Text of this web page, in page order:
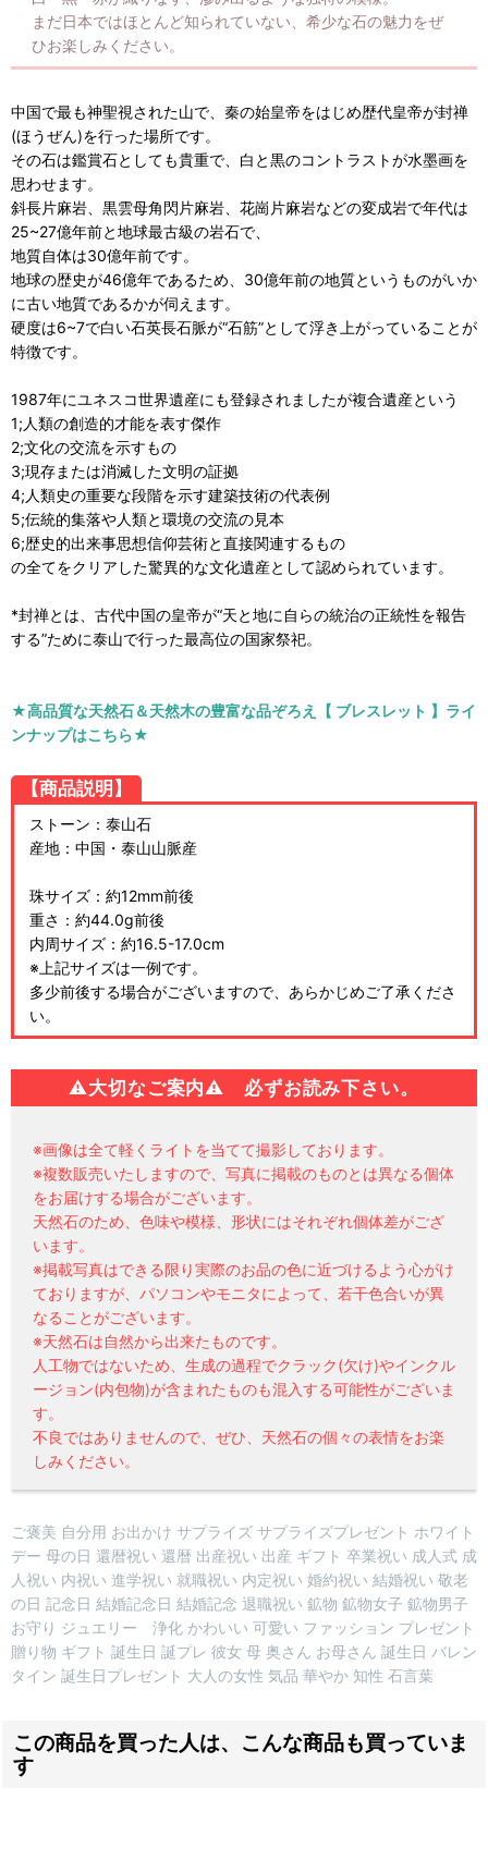
まだ日本ではほとんど知られていない、希少な石の魅力をぜ
ひお楽しみください。
中国で最も神聖視された山で、秦の始皇帝をはじめ歴代皇帝が封禅
(ほうぜん)を行った場所です。
その石は鑑賞石としても貴重で、白と黒のコントラストが水墨画を
思わせます。
斜長片麻岩、黒雲母角閃片麻岩、花崗片麻岩などの変成岩で年代は
25~27億年前と地球最古級の岩石で、
地質自体は30億年前です。
地球の歴史が46億年であるため、30億年前の地質というものがいか
に古い地質であるかが伺えます。
硬度は6~7で白い石英長石脈が“石筋”として浮き上がっていることが
特徴です。
1987年にユネスコ世界遺産にも登録されましたが複合遺産という
1;人類の創造的才能を表す傑作
2;文化の交流を示すもの
3;現存または消滅した文明の証拠
4;人類史の重要な段階を示す建築技術の代表例
5;伝統的集落や人類と環境の交流の見本
6;歴史的出来事思想信仰芸術と直接関連するもの
の全てをクリアした驚異的な文化遺産として認められています。
*封禅とは、古代中国の皇帝が“天と地に自らの統治の正統性を報告
する”ために泰山で行った最高位の国家祭祀。
★高品質な天然石＆天然木の豊富な品ぞろえ【 ブレスレット 】ライ
ンナップはこちら★
【商品説明】
ストーン：泰山石
産地：中国・泰山山脈産
珠サイズ：約12mm前後
重さ：約44.0g前後
内周サイズ：約16.5-17.0cm
※上記サイズは一例です。
多少前後する場合がございますので、あらかじめご了承くださ
い。
⚠大切なご案内⚠ 必ずお読み下さい。
※画像は全て軽くライトを当てて撮影しております。
※複数販売いたしますので、写真に掲載のものとは異なる個体
をお届けする場合がございます。
天然石のため、色味や模様、形状にはそれぞれ個体差がござ
います。
※掲載写真はできる限り実際のお品の色に近づけるよう心がけ
ておりますが、パソコンやモニタによって、若干色合いが異
なることがございます。
※天然石は自然から出来たものです。
人工物ではないため、生成の過程でクラック(欠け)やインクル
ージョン(内包物)が含まれたものも混入する可能性がございま
す。
不良ではありませんので、ぜひ、天然石の個々の表情をお楽
しみください。
ご褒美 自分用 お出かけ サプライズ サプライズプレゼント ホワイト
デー 母の日 還暦祝い 還暦 出産祝い 出産 ギフト 卒業祝い 成人式 成
人祝い 内祝い 進学祝い 就職祝い 内定祝い 婚約祝い 結婚祝い 敬老
の日 記念日 結婚記念日 結婚記念 退職祝い 鉱物 鉱物女子 鉱物男子
お守り ジュエリー 浄化 かわいい 可愛い ファッション プレゼント
贈り物 ギフト 誕生日 誕プレ 彼女 母 奥さん お母さん 誕生日 バレン
タイン 誕生日プレゼント 大人の女性 気品 華やか 知性 石言葉
この商品を買った人は、こんな商品も買っていま
す